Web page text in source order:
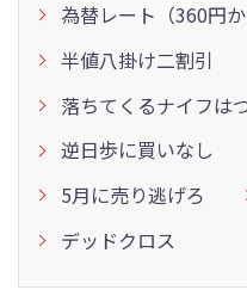
為替レート（360円
半値八掛け二割引
落ちてくるナイフは
逆日歩に買いなし
5月に売り逃げろ
デッドクロス